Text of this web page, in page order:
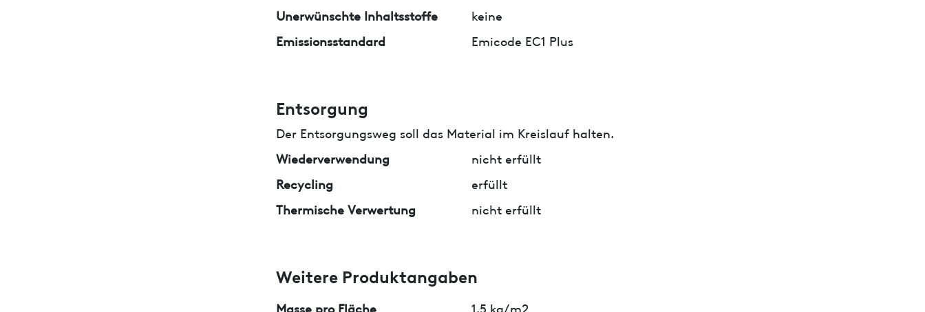
Unerwünschte Inhaltsstoffe
keine
Emissionsstandard
Emicode EC1 Plus
Entsorgung
Der Entsorgungsweg soll das Material im Kreislauf halten.
Wiederverwendung
nicht erfüllt
Recycling
erfüllt
Thermische Verwertung
nicht erfüllt
Weitere Produktangaben
Masse pro Fläche 1.5 kg/m2